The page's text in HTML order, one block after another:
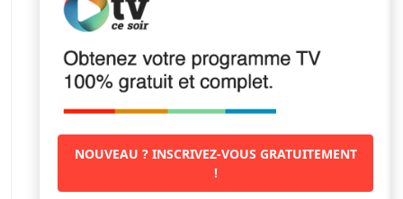
NOUVEAU ? INSCRIVEZ-VOUS GRATUITEMENT
!